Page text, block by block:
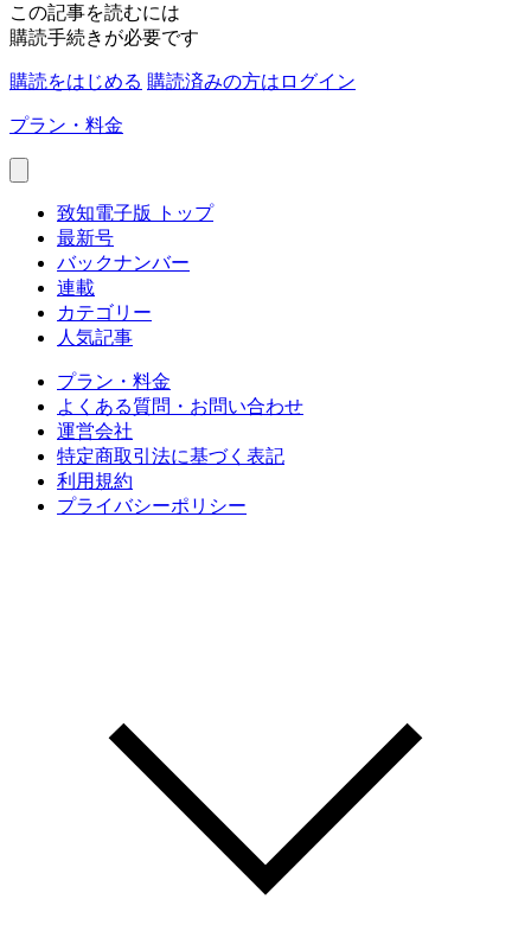
この記事を読むには
購読手続きが必要です
購読をはじめる 購読済みの方はログイン
プラン・料金
致知電子版 トップ
最新号
バックナンバー
連載
カテゴリー
人気記事
プラン・料金
よくある質問・お問い合わせ
運営会社
特定商取引法に基づく表記
利用規約
プライバシーポリシー